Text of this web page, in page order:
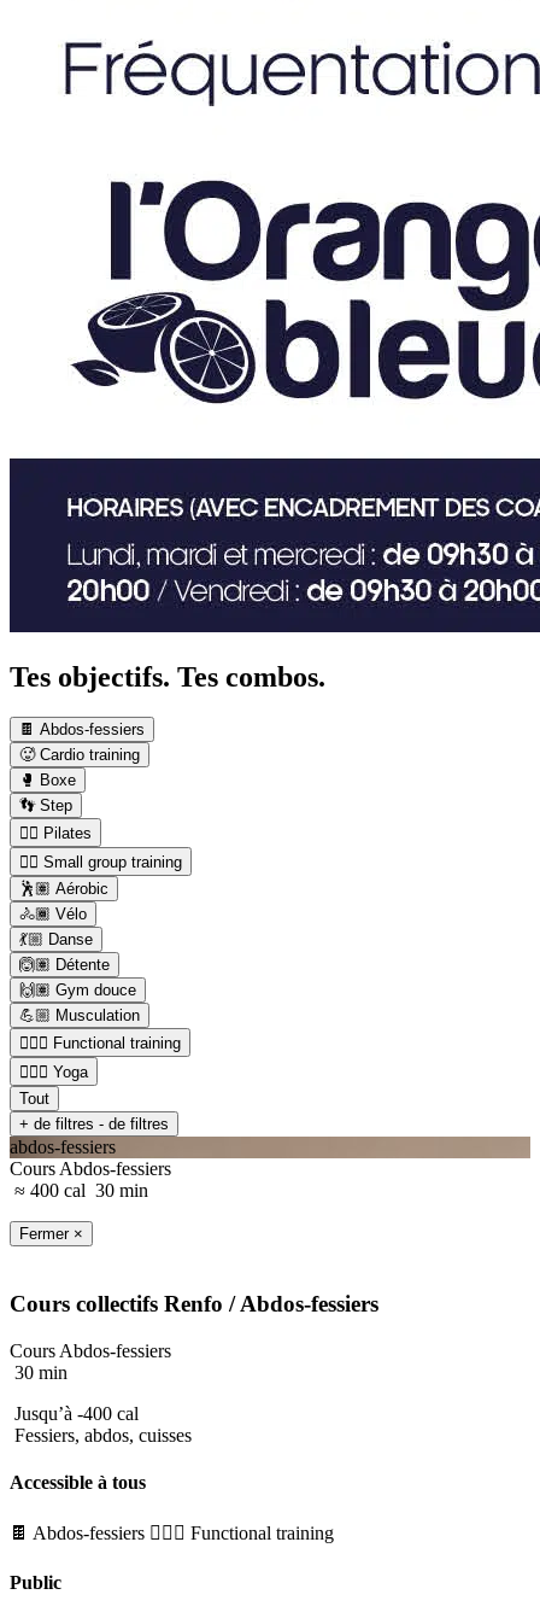
Tes objectifs. Tes combos.
🍫 Abdos-fessiers
🥵 Cardio training
🥊 Boxe
👣 Step
🤸‍♀️ Pilates
👯‍♂️ Small group training
🕺🏽 Aérobic
🚴🏾 Vélo
💃🏼 Danse
🙆🏽 Détente
🙌🏽 Gym douce
💪🏼 Musculation
🏋🏼‍♂️ Functional training
🧘🏼‍♂️ Yoga
Tout
+ de filtres - de filtres
abdos-fessiers
Cours Abdos-fessiers
≈ 400 cal 30 min
Fermer ×
Cours collectifs Renfo / Abdos-fessiers
Cours Abdos-fessiers
30 min
Jusqu’à -400 cal
Fessiers, abdos, cuisses
Accessible à tous
🍫 Abdos-fessiers 🏋🏼‍♂️ Functional training
Public